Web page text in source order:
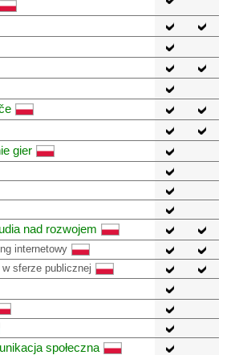
gier
nad rozwojem
internetowy
sferze publicznej
społeczna